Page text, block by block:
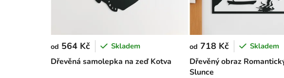
Dřevěná samolepka na zeď Kotva
od 564 Kč Skladem
Dřevěný obraz
Slunce
od 718 Kč Skladem